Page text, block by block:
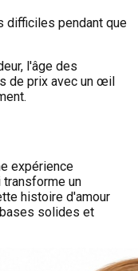
difficiles pendant que
l'âge des
de prix avec un œil
expérience
un
histoire d'amour
solides et